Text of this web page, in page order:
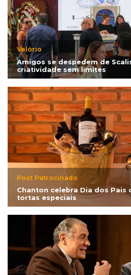
Velório
Amigos se despedem de
criatividade sem limites
Post Patrocinado
Chanton celebra Dia dos Pais
tortas especiais